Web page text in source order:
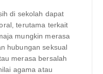
di sekolah dapat
terutama terkait
mungkin merasa
hubungan seksual
merasa bersalah
agama atau